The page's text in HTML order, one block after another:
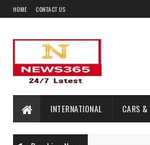
HOME CONTACT US
INTERNATIONAL CARS